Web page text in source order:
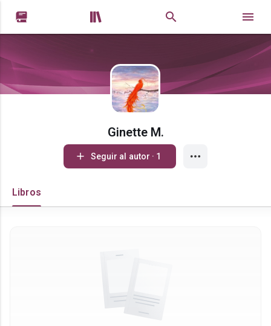
 
Ginette M.
Seguir al autor · 1
Libros